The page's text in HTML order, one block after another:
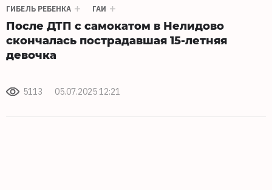
ГИБЕЛЬ РЕБЕНКА
ГАИ
После ДТП с самокатом в Нелидово
скончалась пострадавшая 15-летняя
девочка
5113 05.07.2025 12:21